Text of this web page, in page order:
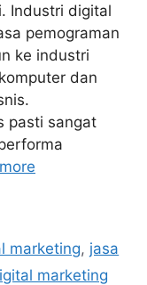
Industri digital
pemograman
ke industri
dan
pasti sangat
marketing, jasa
marketing